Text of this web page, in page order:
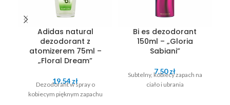
Adidas natural
dezodorant z
atomizerem 75ml –
„Floral Dream”
19.54 zł
Dezodorant w spray o
kobiecym pięknym zapachu
Bi es dezodorant
150ml – „Gloria
Sabiani”
7.50zł
Subtelny, kobiecy zapach na
ciało i ubrania